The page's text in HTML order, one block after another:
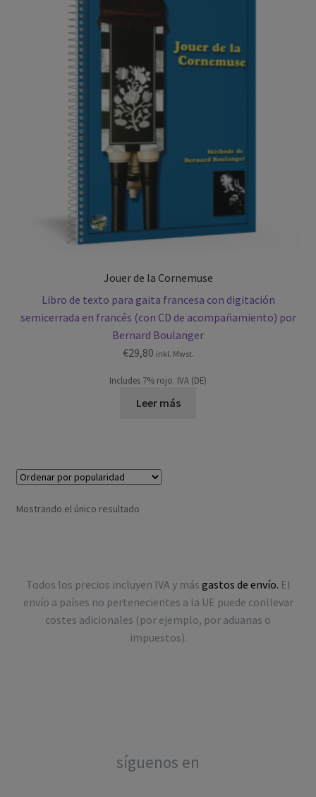
Jouer de la Cornemuse
Libro de texto para gaita francesa con digitación
semicerrada en francés (con CD de acompañamiento) por
Bernard Boulanger
€29,80 inkl. Mwst.
Includes 7% rojo. IVA (DE)
Leer más
Mostrando el único resultado
Todos los precios incluyen IVA y más gastos de envío. El
envío a países no pertenecientes a la UE puede conllevar
costes adicionales (por ejemplo, por aduanas o
impuestos).
síguenos en